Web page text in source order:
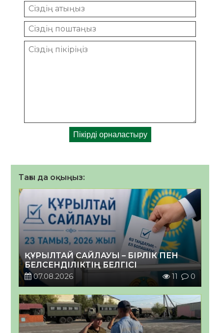
Тағы да оқыңыз:
ҚҰРЫЛТАЙ САЙЛАУЫ – БІРЛІК ПЕН
БЕЛСЕНДІЛІКТІҢ БЕЛГІСІ
07.08.2026
11 0